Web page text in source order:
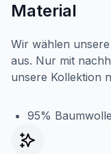
Material
Wir wählen
aus. Nur mit
unsere Kollektion
95%